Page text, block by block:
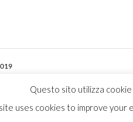
Questo sito utilizza
uses cookies to improve your